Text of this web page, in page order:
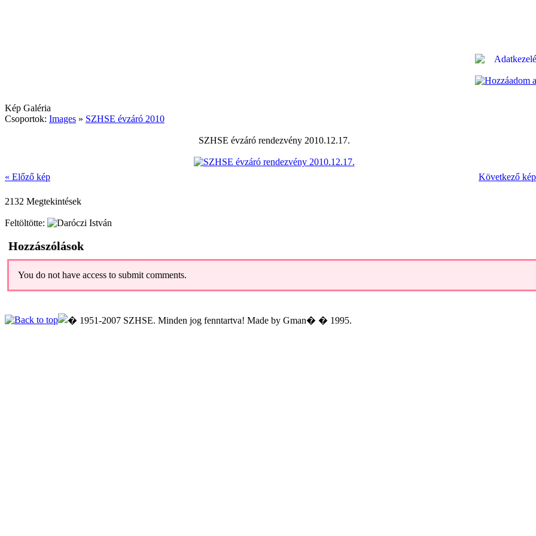
Kép Galéria
Csoportok: Images » SZHSE évzáró 2010
SZHSE évzáró rendezvény 2010.12.17.
« Előző kép Következő
2132 Megtekintések
Feltöltötte:
Hozzászólások
You do not have access to submit comments.